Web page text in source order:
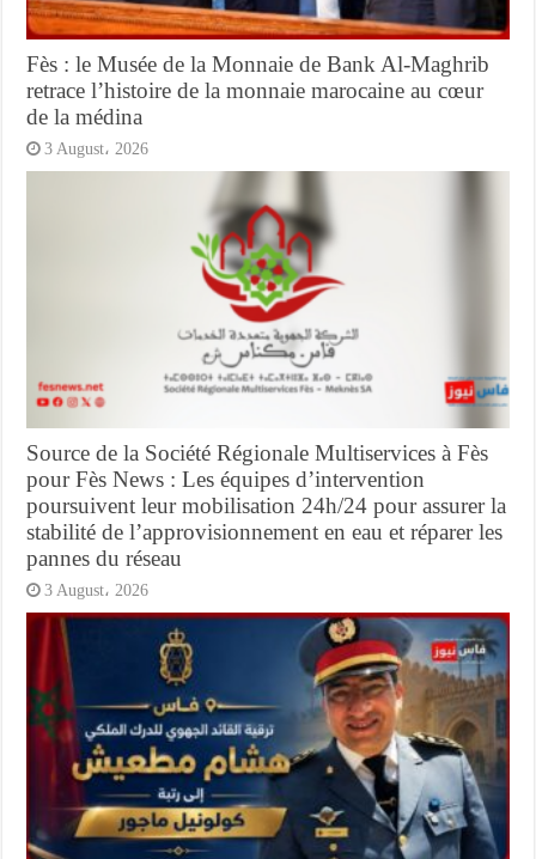
Fès : le Musée de la Monnaie de Bank Al-Maghrib
retrace l’histoire de la monnaie marocaine au cœur
de la médina
3 August، 2026
Source de la Société Régionale Multiservices à Fès
pour Fès News : Les équipes d’intervention
poursuivent leur mobilisation 24h/24 pour assurer la
stabilité de l’approvisionnement en eau et réparer les
pannes du réseau
3 August، 2026